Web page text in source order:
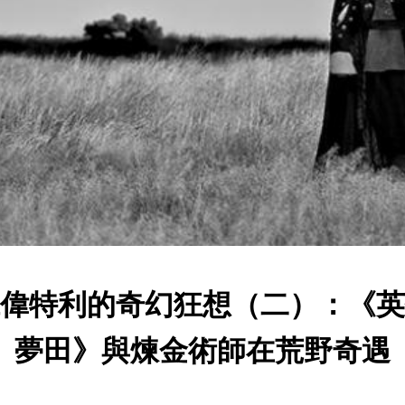
特利的奇幻狂想（二）：《
夢田》與煉金術師在荒野奇遇